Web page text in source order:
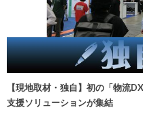
【現地取材・独自】初の「物流
支援ソリューションが集結